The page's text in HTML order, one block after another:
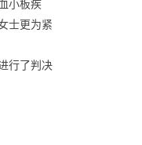
小板疾
士更为紧
行了判决